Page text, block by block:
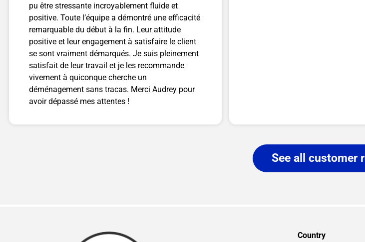
pu être stressante incroyablement fluide et
positive. Toute l’équipe a démontré une efficacité
remarquable du début à la fin. Leur attitude
positive et leur engagement à satisfaire le client
se sont vraiment démarqués. Je suis pleinement
satisfait de leur travail et je les recommande
vivement à quiconque cherche un
déménagement sans tracas. Merci Audrey pour
avoir dépassé mes attentes !
See all customer
Country